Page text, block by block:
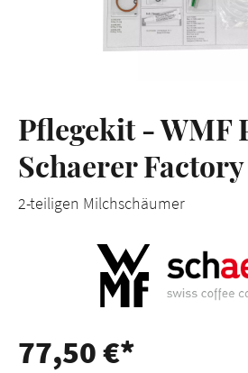
Pflegekit - WMF
Schaerer Factory
2-teiligen Milchschäumer
77,50 €*